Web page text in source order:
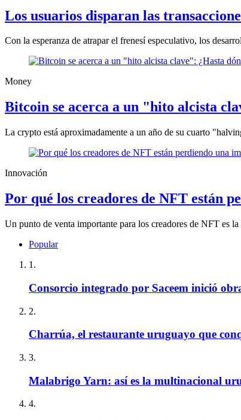
Los usuarios disparan las
Con la esperanza de atrapar el frenesí especulativo, los
Money
Bitcoin se acerca a un "hito alcista
La crypto está aproximadamente a un año de su cuarto
Innovación
Por qué los creadores de NFT están
Un punto de venta importante para los creadores de NFT es
Popular
1.
Consorcio integrado por Saceem inició
2.
Charrúa, el restaurante uruguayo que
3.
Malabrigo Yarn: así es la multinacional
4.